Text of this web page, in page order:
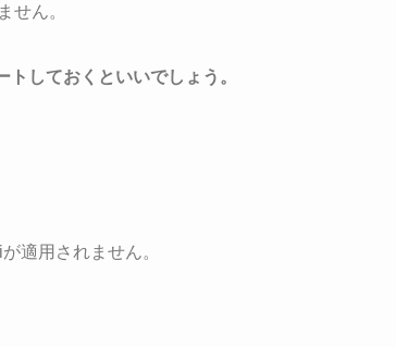
せん。
しておくといいでしょう。
適用されません。